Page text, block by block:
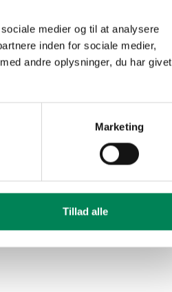
medier og til at analysere
inden for sociale medier,
andre oplysninger, du har givet
Marketing
Tillad alle